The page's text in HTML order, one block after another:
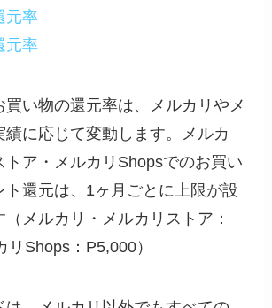
元率
元率
買い物の還元率は、メルカリやメ
績に応じて変動します。メルカ
トア・メルカリShopsでのお買い
ト還元は、1ヶ月ごとに上限が設
メルカリ・メルカリストア：
リShops：P5,000）